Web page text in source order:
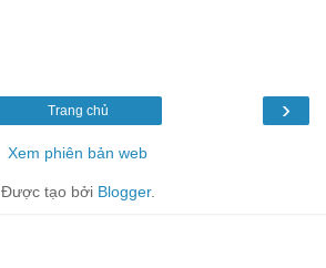
›
Trang chủ
Xem phiên bản web
Được tạo bởi Blogger.